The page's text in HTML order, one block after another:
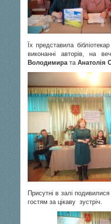
Їх представила
виконанні авторів, на
Володимирата Анатолія
Присутні в залі
гостям за цікаву зустріч.